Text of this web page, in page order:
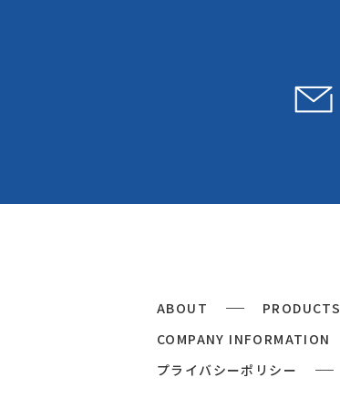
ABOUT PRODUCTS
COMPANY INFORMATION
プライバシーポリシー